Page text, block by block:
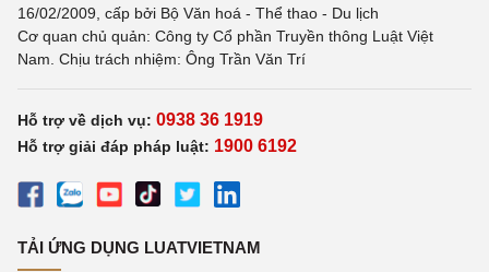
16/02/2009, cấp bởi Bộ Văn hoá - Thể thao - Du lịch
Cơ quan chủ quản: Công ty Cổ phần Truyền thông Luật Việt
Nam. Chịu trách nhiệm: Ông Trần Văn Trí
Hỗ trợ về dịch vụ: 0938 36 1919
Hỗ trợ giải đáp pháp luật: 1900 6192
TẢI ỨNG DỤNG LUATVIETNAM